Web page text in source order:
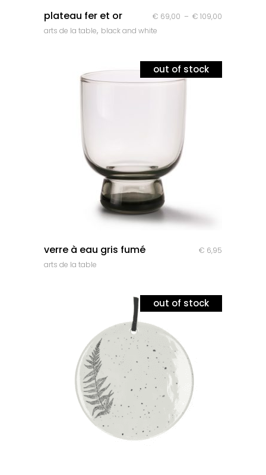
plateau fer et or € 69,00 – € 109,00
€ 69,00
arts de la table, black and white
out of stock
verre à eau gris fumé € 6,95
arts de la table
out of stock